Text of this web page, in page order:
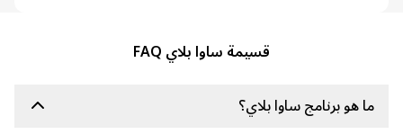
قسيمة ساوا بلاي FAQ
هو برنامج ساوا بلاي؟